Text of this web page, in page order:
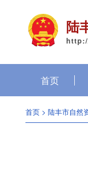
陆
首页
首页 > 陆丰市自然